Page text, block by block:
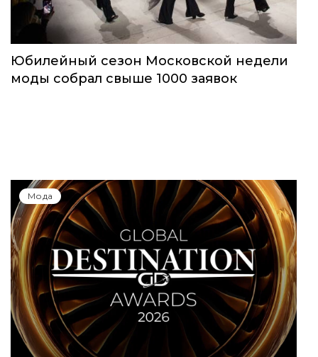
Юбилейный сезон Московской недели
моды собрал свыше 1000 заявок
Мода